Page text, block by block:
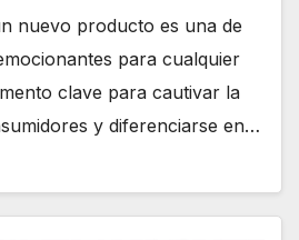
nuevo producto es una de
para cualquier
clave para cautivar la
y diferenciarse en…